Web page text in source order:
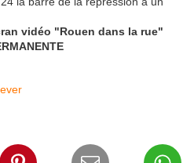
vidéo "Rouen dans la rue"